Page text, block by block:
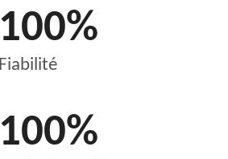
100%
Fiabilité
100%